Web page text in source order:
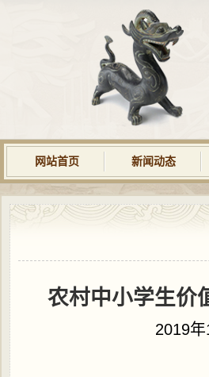
网站首页 新闻动态
农村中小学生价
2019